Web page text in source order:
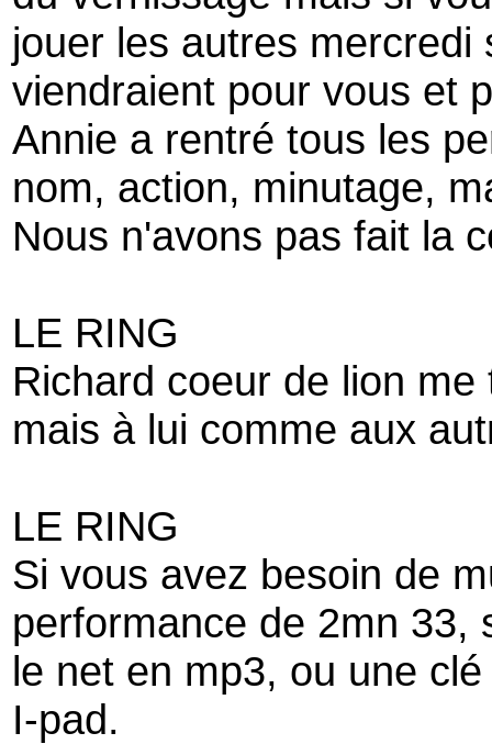
jouer les autres
viendraient pour vous et
Annie a rentré tous les
nom, action, minutage,
Nous n'avons pas fait la
LE RING
Richard coeur de lion
mais à lui comme aux
LE RING
Si vous avez besoin de
performance de 2mn 33,
le net en mp3, ou une
I-pad.